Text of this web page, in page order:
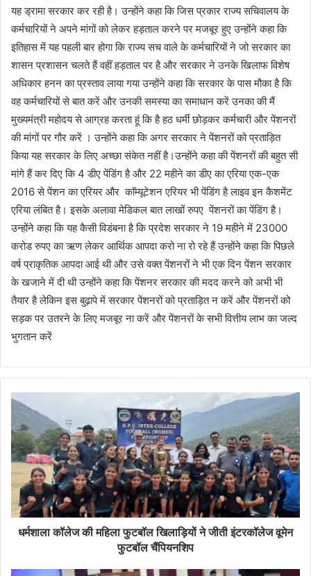
यह ड्रामा सरकार कर रही है। उन्होंने कहा कि जिस प्रकार राज्य सचिवालय के
कर्मचारियों ने अपने मांगों को लेकर हड़ताल करने पर मजबूर हुए उन्होंने कहा कि
इतिहास में यह पहली बार होगा कि राज्य सच वाले के कर्मचारियों ने जो सरकार का
शासन प्रशासन चलते हैं वहीं हड़ताल पर है और सरकार ने उनके खिलाफ विशेष
अधिकार हनन का प्रस्ताव लाया गया उन्होंने कहा कि सरकार के पास मौका है कि
वह कर्मचारियों से बात करें और उनकी समस्या का समाधान करें उनका की मैं
मुख्यमंत्री महोदय से आग्रह करता हूं कि है हठ धर्मी छोड़कर कर्मचारी और पेंशनरों
की मांगों पर गौर करें । उन्होंने कहा कि अगर सरकार ने पेंशनरों को प्रताड़ित
किया यह सरकार के लिए अच्छा संकेत नहीं है।उन्होंने कहा की पेंशनरों की बहुत सी
मांगे हैं कर दिए कि 4 डीए पेंडिंग है और 22 महीने का डीए का एरिया एक-एक
2016 से पेंशन का एरियर और काॅम्यूटेशन एरियर भी पेंडिंग है लाइव इन कैशमेंट
एरिया लंबित है। इसके अलावा मेडिकल बात लाखों रुपए पेंशनरों का पेंडिंग है।
उन्होंने कहा कि यह कैसी विडंबना है कि प्रदेश सरकार ने 19 महीने में 23000
करोड रुपए का ऋण लेकर आर्थिक आपदा करो ना रो रहे हैं उन्होंने कहा कि पिछले
वर्ष प्राकृतिक आपदा आई थी और उसे वक्त पेंशनरों ने भी एक दिन पेंशन सरकार
के खजाने में दी थी उन्होंने कहा कि पेंशनर सरकार की मदद करने को अभी भी
तैयार है लेकिन इस बुढ़ापे में सरकार पेंशनरों को प्रताड़ित न करें और पेंशनरों को
सड़क पर उतरने के लिए मजबूर ना करें और पेंशनरों के सभी वित्तीय लाभ का जल्द
भुगतान करें
धर्मशाला कॉलेज की महिला फुटबॉल खिलाड़ियों ने जीती इंटरकॉलेज वूमेन
फुटबॉल चैंपियनशिप